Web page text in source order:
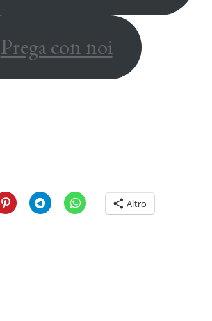
Prega con noi
Altro